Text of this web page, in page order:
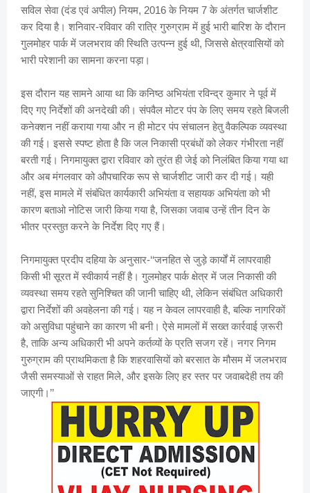
सविल सेवा (दंड एवं अपील) नियम, 2016 के नियम 7 के अंतर्गत चार्जशीट
कर दिया है। शनिवार-रविवार की रात्रि गुरुग्राम में हुई भारी बारिश के दौरान
गुलमोहर पार्क में जलभराव की स्थिति उत्पन्न हुई थी, जिससे क्षेत्रवासियों को
भारी परेशानी का सामना करना पड़ा।
इस दौरान यह सामने आया था कि कनिष्ठ अभियंता रविन्द्र कुमार ने पूर्व में
दिए गए निर्देशों की अनदेखी की। संपवैल मोटर पंप के लिए समय रहते बिजली
कनेक्शन नहीं कराया गया और न ही मोटर पंप संचालन हेतु वैकल्पिक व्यवस्था
की गई। इससे स्पष्ट होता है कि जल निकासी प्रबंधों को लेकर गंभीरता नहीं
बरती गई। निगमायुक्त द्वारा रविवार को तुरंत ही जेई को निलंबित किया गया था
और अब मंगलवार को औपचारिक रूप से चार्जशीट जारी कर दी गई। यही
नहीं, इस मामले में संबंधित कार्यकारी अभियंता व सहायक अभियंता को भी
कारण बताओ नोटिस जारी किया गया है, जिसका जवाब उन्हें तीन दिन के
भीतर प्रस्तुत करने के निर्देश दिए गए हैं।
निगमायुक्त प्रदीप दहिया के अनुसार-‘‘जनहित से जुड़े कार्यों में लापरवाही
किसी भी सूरत में स्वीकार्य नहीं है। गुलमोहर पार्क क्षेत्र में जल निकासी की
व्यवस्था समय रहते सुनिश्चित की जानी चाहिए थी, लेकिन संबंधित अधिकारी
द्वारा निर्देशों की अवहेलना की गई। यह न केवल लापरवाही है, बल्कि नागरिकों
को असुविधा पहुंचाने का कारण भी बनी। ऐसे मामलों में सख्त कार्रवाई ज़रूरी
है, ताकि अन्य अधिकारी भी अपने कर्तव्यों के प्रति सजग रहें। नगर निगम
गुरुग्राम की प्राथमिकता है कि शहरवासियों को बरसात के मौसम में जलभराव
जैसी समस्याओं से राहत मिले, और इसके लिए हर स्तर पर जवाबदेही तय की
जाएगी।’’